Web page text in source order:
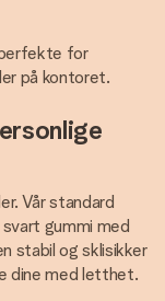
for
på kontoret.
Vår standard
gummi med
stabil og sklisikker
dine med letthet.